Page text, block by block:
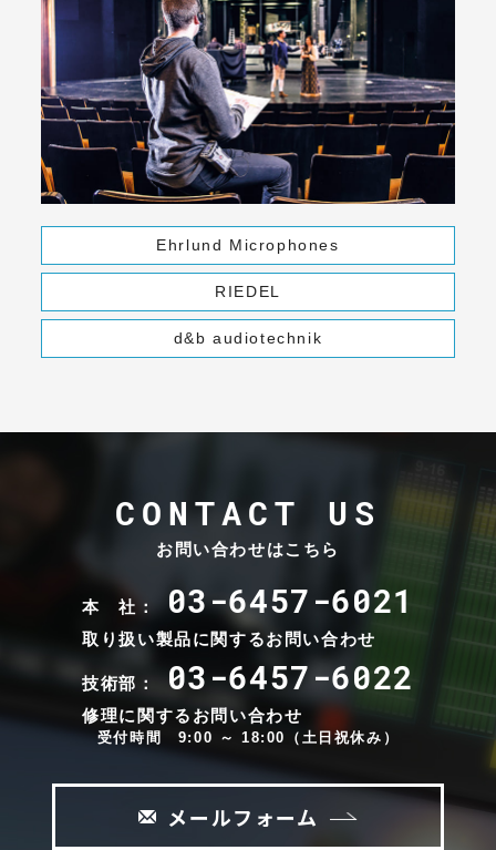
Ehrlund Microphones
RIEDEL
d&b audiotechnik
CONTACT US
お問い合わせはこちら
本 社： 03-6457-6021
取り扱い製品に関するお問い合わせ
技術部： 03-6457-6022
修理に関するお問い合わせ
受付時間 9:00 ～ 18:00（土日祝休み）
メールフォーム